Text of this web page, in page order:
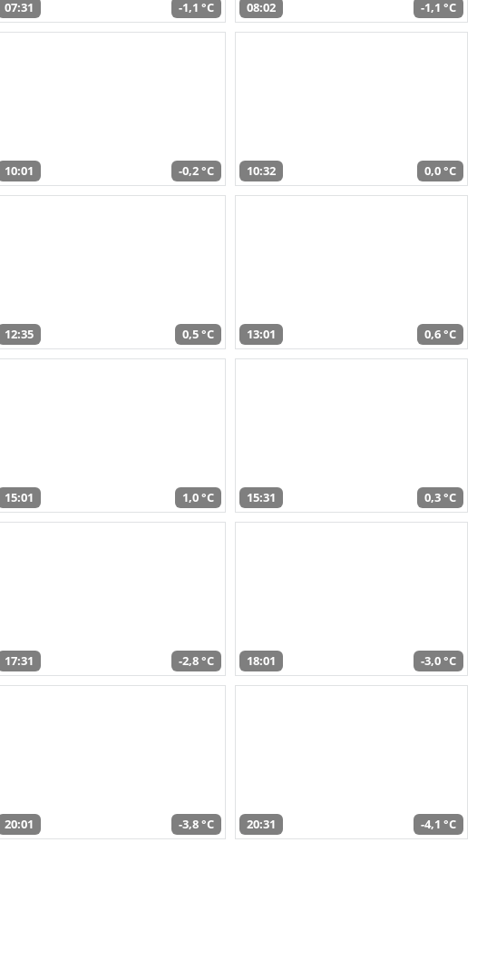
07:31 -1,1 °C 08:02 -1,1 °C
10:01 -0,2 °C 10:32 0,0 °C
12:35 0,5 °C 13:01 0,6 °C
15:01 1,0 °C 15:31 0,3 °C
17:31 -2,8 °C 18:01 -3,0 °C
20:01 -3,8 °C 20:31 -4,1 °C